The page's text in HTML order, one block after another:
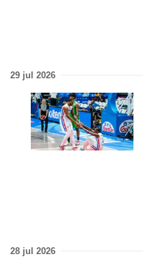
29 jul 2026
28 jul 2026